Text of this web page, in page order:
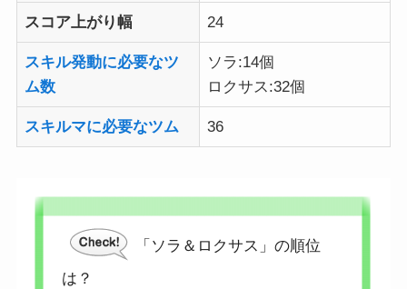
スコア上がり幅 24
スキル発動に必要なツ
ム数
ソラ:14個
ロクサス:32個
スキルマに必要なツム 36
「ソラ＆ロクサス」の順位
は？